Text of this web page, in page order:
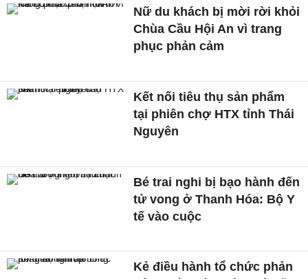
Nữ du khách bị mời rời khỏi
Chùa Cầu Hội An vì trang
phục phản cảm
Kết nối tiêu thụ sản phẩm
tại phiên chợ HTX tỉnh Thái
Nguyên
Bé trai nghi bị bạo hành đến
tử vong ở Thanh Hóa: Bộ Y
tế vào cuộc
Kẻ điều hành tổ chức phản